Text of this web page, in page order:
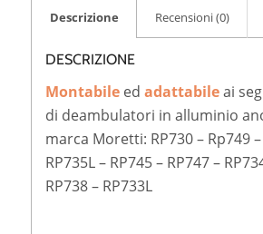
Descrizione Recensioni (0)
DESCRIZIONE
Montabileed adattabileai
di deambulatori in alluminio
marca Moretti: RP730 – Rp749 –
RP735L – RP745 – RP747 –
RP738 – RP733L